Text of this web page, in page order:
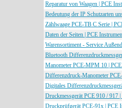
Reparatur von Waagen | PCE
Bedeutung der IP Schutzarten
Zählwaage PCE-TB C Serie |
Daten der Seiten | PCE
Warensortiment - Service
Bluetooth
Manometer PCE-MPM 10 |
Differenzdruck-Manometer
Digitales
Druckmessgerät PCE 910 / 917
Druckprüfgerät PCE-91x | PCE